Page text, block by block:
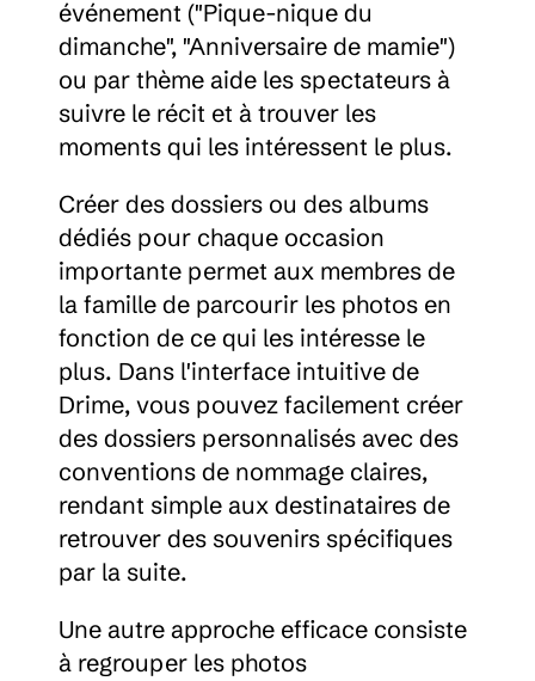
événement ("Pique-nique du
dimanche", "Anniversaire de mamie")
ou par thème aide les spectateurs à
suivre le récit et à trouver les
moments qui les intéressent le plus.
Créer des dossiers ou des albums
dédiés pour chaque occasion
importante permet aux membres de
la famille de parcourir les photos en
fonction de ce qui les intéresse le
plus. Dans l'interface intuitive de
Drime, vous pouvez facilement créer
des dossiers personnalisés avec des
conventions de nommage claires,
rendant simple aux destinataires de
retrouver des souvenirs spécifiques
par la suite.
Une autre approche efficace consiste